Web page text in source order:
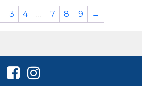
3 4 … 7 8 9 →